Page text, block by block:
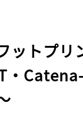
ットプリ
・